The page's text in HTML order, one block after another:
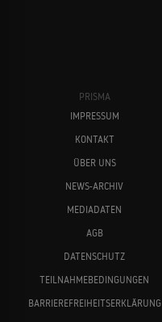
PRISMA
IMPRESSUM
KONTAKT
ÜBER UNS
NEWS-ARCHIV
MEDIADATEN
AGB
DATENSCHUTZ
TEILNAHMEBEDINGUNGEN
BARRIEREFREIHEITSERKLÄRUNG